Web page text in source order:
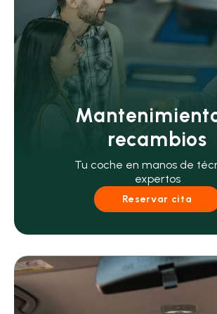
recambios
Tu coche en manos de
expertos
Reservar cita